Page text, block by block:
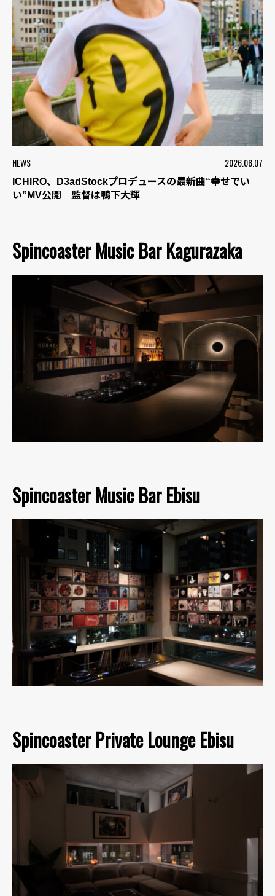
NEWS 2026.08.07
ICHIRO、D3adStockプロデュースの最新曲“幸せでい
い”MV公開 監督は鴨下大輝
Spincoaster Music Bar Kagurazaka
Spincoaster Music Bar Ebisu
Spincoaster Private Lounge Ebisu